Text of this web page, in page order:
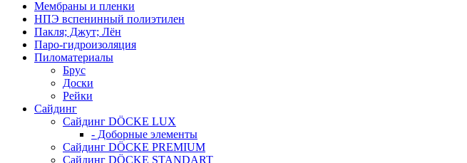
Мембраны и пленки
НПЭ вспенинный полиэтилен
Пакля; Джут; Лён
Паро-гидроизоляция
Пиломатериалы
Брус
Доски
Рейки
Сайдинг
Сайдинг DÖCKE LUX
- Доборные элементы
Сайдинг DÖCKE PREMIUM
Сайдинг DÖCKE STANDART